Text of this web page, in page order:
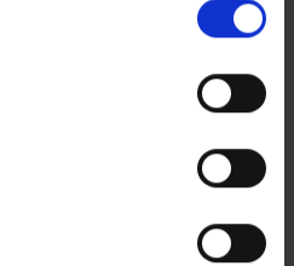
Ihre Rechte uU nicht
Unsere Partner führen
mit weiteren Daten
haben oder die
in Wien
Graf von
unter der Enns